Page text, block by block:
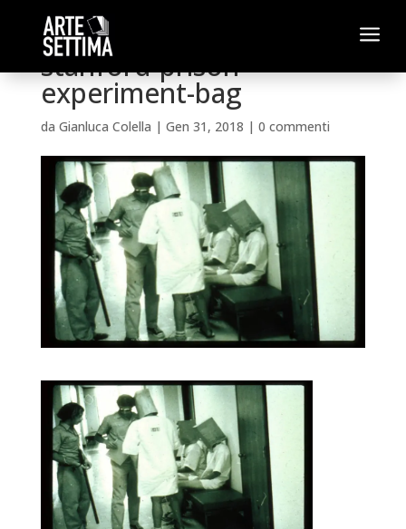
a
stanford-prison-
experiment-bag
da Gianluca Colella | Gen 31, 2018 | 0 commenti